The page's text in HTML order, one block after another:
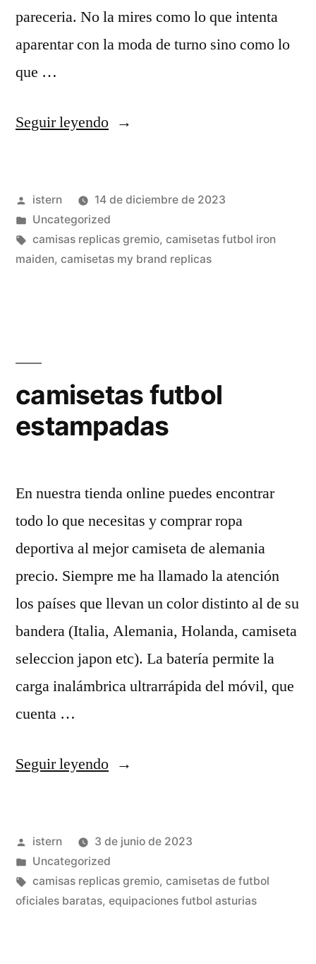
pareceria. No la mires como lo que intenta
aparentar con la moda de turno sino como lo
que …
Seguir leyendo«jejemall
Publicado
por
istern
14 de diciembre de 2023
Publicado
en
Uncategorized
Etiquetas:
camisas replicas gremio, camisetas futbol iron
maiden, camisetas my brand replicas
camisetas futbol
estampadas
En nuestra tienda online puedes encontrar
todo lo que necesitas y comprar ropa
deportiva al mejor camiseta de alemania
precio. Siempre me ha llamado la atención
los países que llevan un color distinto al de su
bandera (Italia, Alemania, Holanda, camiseta
seleccion japon etc). La batería permite la
carga inalámbrica ultrarrápida del móvil, que
cuenta …
Seguir leyendo«camisetas
Publicado
por
istern
3 de junio de 2023
Publicado
en
Uncategorized
Etiquetas:
camisas replicas gremio, camisetas de futbol
oficiales baratas, equipaciones futbol asturias